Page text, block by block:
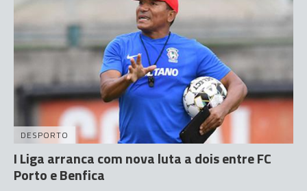
DESPORTO
I Liga arranca com nova luta a dois entre FC
Porto e Benfica